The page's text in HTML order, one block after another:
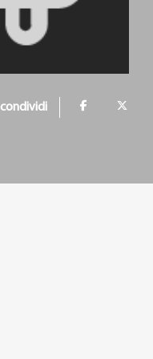
condividi